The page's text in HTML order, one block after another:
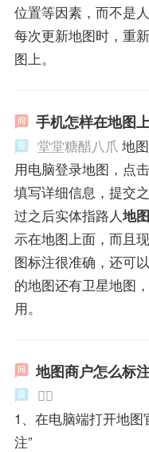
位置等因素，而不是
每次更新地图时，重
图上。
手机怎样在地图
堂堂糖醋八爪 地
用电脑登录地图，点
填写详细信息，提交
过之后实体指路人地
示在地图上面，而且
图标注很准确，还可
的地图还有卫星地图
用。
地图商户怎么标
◡̈⃝
1、在电脑端打开地
注”